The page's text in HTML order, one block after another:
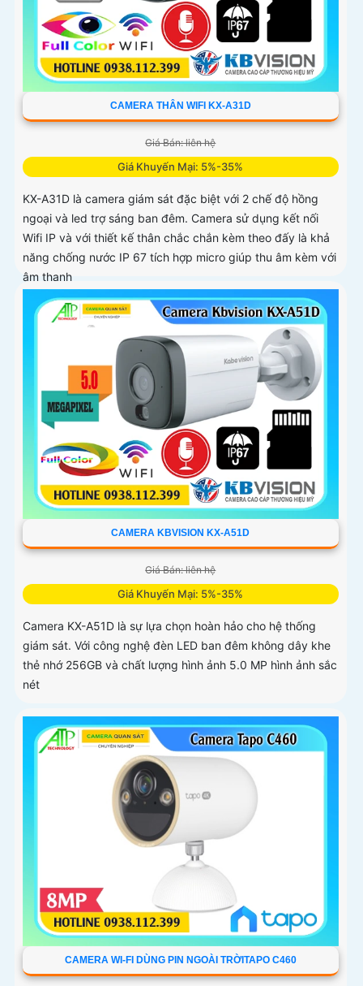
CAMERA THÂN WIFI KX-A31D
Giá Bán: liên hệ
Giá Khuyến Mại: 5%-35%
KX-A31D là camera giám sát đặc biệt với 2 chế độ hồng
ngoại và led trợ sáng ban đêm. Camera sử dụng kết nối
Wifi IP và với thiết kế thân chắc chắn kèm theo đấy là khả
năng chống nước IP 67 tích hợp micro giúp thu âm kèm với
âm thanh
CAMERA KBVISION KX-A51D
Giá Bán: liên hệ
Giá Khuyến Mại: 5%-35%
Camera KX-A51D là sự lựa chọn hoàn hảo cho hệ thống
giám sát. Với công nghệ đèn LED ban đêm không dây khe
thẻ nhớ 256GB và chất lượng hình ảnh 5.0 MP hình ảnh sắc
nét
CAMERA WI-FI DÙNG PIN NGOÀI TRỜITAPO C460